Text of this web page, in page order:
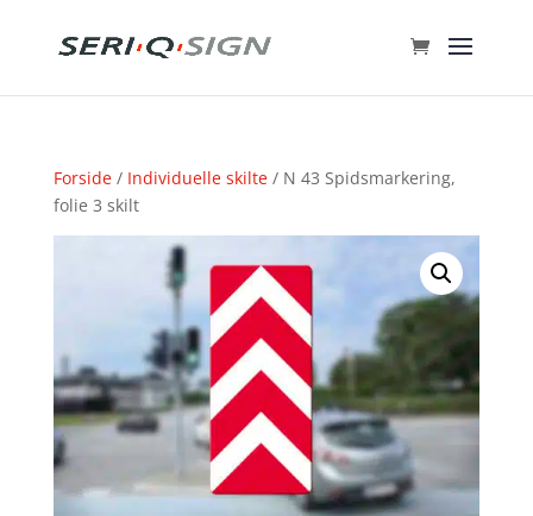
Forside/ Individuelle skilte/ N 43 Spidsmarkering,
folie 3 skilt